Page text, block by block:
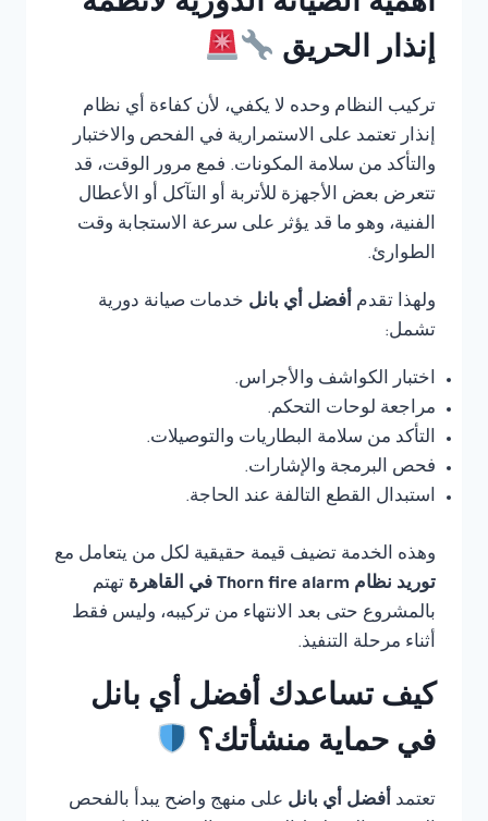
أهمية الصيانة الدورية لأنظمة
إنذار الحريق
تركيب النظام وحده لا يكفي، لأن كفاءة أي نظام
إنذار تعتمد على الاستمرارية في الفحص والاختبار
والتأكد من سلامة المكونات. فمع مرور الوقت، قد
تتعرض بعض الأجهزة للأتربة أو التآكل أو الأعطال
الفنية، وهو ما قد يؤثر على سرعة الاستجابة وقت
الطوارئ.
ولهذا تقدم أفضل أي بانل خدمات صيانة دورية
تشمل:
اختبار الكواشف والأجراس.
مراجعة لوحات التحكم.
التأكد من سلامة البطاريات والتوصيلات.
فحص البرمجة والإشارات.
استبدال القطع التالفة عند الحاجة.
وهذه الخدمة تضيف قيمة حقيقية لكل من يتعامل مع
توريد نظام Thorn fire alarm في القاهرة
تهتم
بالمشروع حتى بعد الانتهاء من تركيبه، وليس فقط
أثناء مرحلة التنفيذ.
كيف تساعدك أفضل أي بانل
في حماية منشأتك؟
تعتمد أفضل أي بانل على منهج واضح يبدأ بالفحص